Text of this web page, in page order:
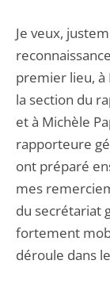
Je veux,
premier lieu,
la section du
et à Michèle
rapporteure
ont préparé
mes
du secrétariat
fortement
déroule dans